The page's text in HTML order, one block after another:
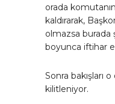
orada
kaldırarak,
olmazsa burada
boyunca iftihar
Sonra bakışları
kilitleniyor.